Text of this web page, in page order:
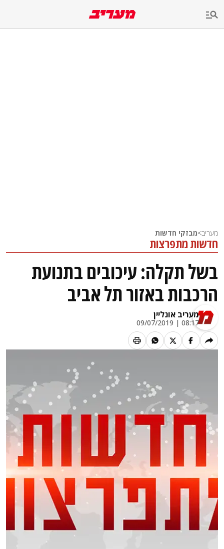
מעריב>מבזקי חדשות
חדשות מתפרצות
בשל תקלה: עיכובים בתנועת
הרכבות באזור תל אביב
מעריב אונליין
08:17 | 09/07/2019